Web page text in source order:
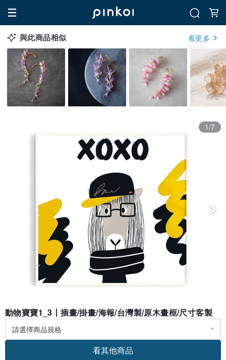
與此商品相似 看更多
1/7
動物寶寶1_3丨插畫/掛畫/海報/台灣製/原木畫框/尺寸客製
看其他商品